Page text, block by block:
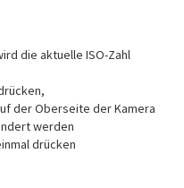
die aktuelle ISO-Zahl
der Oberseite der Kamera
werden
drücken